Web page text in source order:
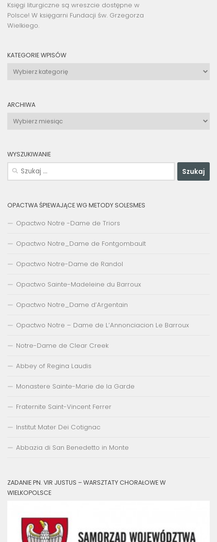
Księgi liturgiczne są wreszcie dostępne w
Polsce! W księgarni Fundacji św. Grzegorza
Wielkiego.
KATEGORIE WPISÓW
Kategorie
wpisów
ARCHIWA
Archiwa
WYSZUKIWANIE
Szukaj:
OPACTWA ŚPIEWAJĄCE WG METODY SOLESMES
Opactwo Notre -Dame de Triors
Opactwo Notre_Dame de Fontgombault
Opactwo Notre-Dame de Randol
Opactwo Sainte-Madeleine du Barroux
Opactwo Notre_Dame d’Argentain
Opactwo Notre – Dame de L’Annonciacion Le Barroux
Notre-Dame de Clear Creek
Abbey of Regina Laudis
Monastere Sainte-Marie de la Garde
Fraternite Saint-Vincent Ferrer
Institut Mater Dei Cotignac
Abbazia di San Benedetto in Monte
ZADANIE PN. VIR JUSTUS – WARSZTATY CHORAŁOWE W
WIELKOPOLSCE